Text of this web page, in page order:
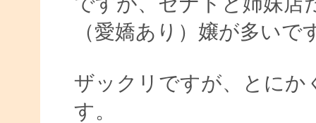
（愛嬌あり）嬢が多い
ザックリですが、とにか
す。